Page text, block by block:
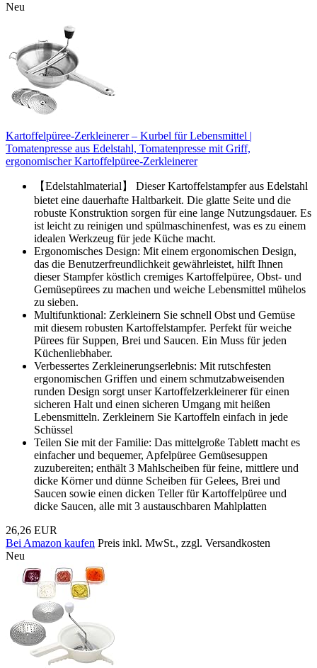
Neu
Kartoffelpüree-Zerkleinerer – Kurbel für Lebensmittel |
Tomatenpresse aus Edelstahl, Tomatenpresse mit Griff,
ergonomischer Kartoffelpüree-Zerkleinerer
【Edelstahlmaterial】 Dieser Kartoffelstampfer aus Edelstahl
bietet eine dauerhafte Haltbarkeit. Die glatte Seite und die
robuste Konstruktion sorgen für eine lange Nutzungsdauer. Es
ist leicht zu reinigen und spülmaschinenfest, was es zu einem
idealen Werkzeug für jede Küche macht.
Ergonomisches Design: Mit einem ergonomischen Design,
das die Benutzerfreundlichkeit gewährleistet, hilft Ihnen
dieser Stampfer köstlich cremiges Kartoffelpüree, Obst- und
Gemüsepürees zu machen und weiche Lebensmittel mühelos
zu sieben.
Multifunktional: Zerkleinern Sie schnell Obst und Gemüse
mit diesem robusten Kartoffelstampfer. Perfekt für weiche
Pürees für Suppen, Brei und Saucen. Ein Muss für jeden
Küchenliebhaber.
Verbessertes Zerkleinerungserlebnis: Mit rutschfesten
ergonomischen Griffen und einem schmutzabweisenden
runden Design sorgt unser Kartoffelzerkleinerer für einen
sicheren Halt und einen sicheren Umgang mit heißen
Lebensmitteln. Zerkleinern Sie Kartoffeln einfach in jede
Schüssel
Teilen Sie mit der Familie: Das mittelgroße Tablett macht es
einfacher und bequemer, Apfelpüree Gemüsesuppen
zuzubereiten; enthält 3 Mahlscheiben für feine, mittlere und
dicke Körner und dünne Scheiben für Gelees, Brei und
Saucen sowie einen dicken Teller für Kartoffelpüree und
dicke Saucen, alle mit 3 austauschbaren Mahlplatten
26,26 EUR
Bei Amazon kaufen Preis inkl. MwSt., zzgl. Versandkosten
Neu